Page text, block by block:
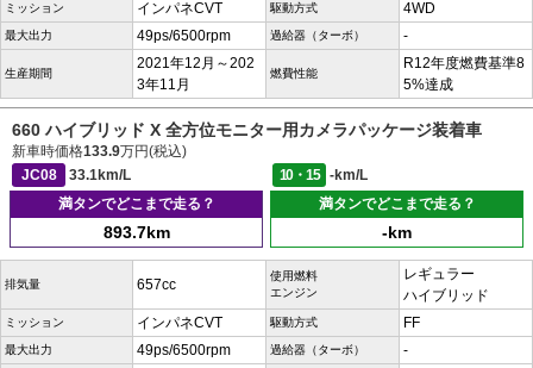
ミッション インパネCVT 駆動方式 4WD
最大出力 49ps/6500rpm 過給器（ターボ） -
生産期間
2021年12月～202
3年11月
燃費性能
R12年度燃費基準8
5%達成
660 ハイブリッド X 全方位モニター用カメラパッケージ装着車
新車時価格133.9万円(税込)
JC08
33.1km/L 10・15
-km/L
満タンでどこまで走る？
893.7km
満タンでどこまで走る？
-km
排気量 657cc
使用燃料
エンジン
レギュラー
ハイブリッド
ミッション インパネCVT 駆動方式 FF
最大出力 49ps/6500rpm 過給器（ターボ） -